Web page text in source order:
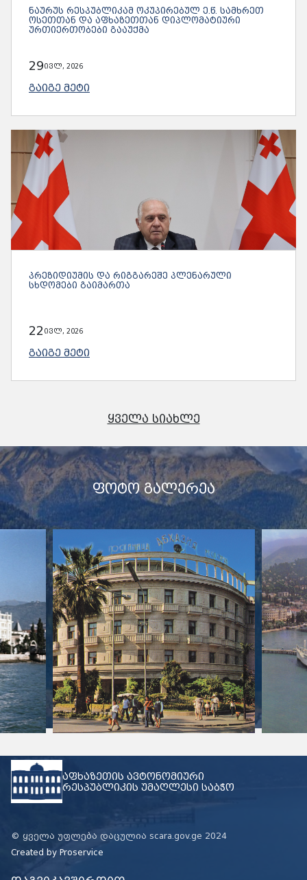
ᲜᲐᲣᲠᲣᲡ ᲠᲔᲡᲞᲣᲑᲚᲘᲙᲐᲛ ᲝᲙᲣᲞᲘᲠᲔᲑᲣᲚ Ე.Წ. ᲡᲐᲛᲮᲠᲔᲗ
ᲝᲡᲔᲗᲗᲐᲜ ᲓᲐ ᲐᲤᲮᲐᲖᲔᲗᲗᲐᲜ ᲓᲘᲞᲚᲝᲛᲐᲢᲘᲣᲠᲘ
ᲣᲠᲗᲘᲔᲠᲗᲝᲑᲔᲑᲘ ᲒᲐᲐᲣᲥᲛᲐ
29ივლ, 2026
ᲒᲐᲘᲒᲔ ᲛᲔᲢᲘ
ᲞᲠᲔᲖᲘᲓᲘᲣᲛᲘᲡ ᲓᲐ ᲠᲘᲒᲒᲐᲠᲔᲨᲔ ᲞᲚᲔᲜᲐᲠᲣᲚᲘ
ᲡᲮᲓᲝᲛᲔᲑᲘ ᲒᲐᲘᲛᲐᲠᲗᲐ
22 ივლ, 2026
ᲒᲐᲘᲒᲔ ᲛᲔᲢᲘ
ᲧᲕᲔᲚᲐ ᲡᲘᲐᲮᲚᲔ
ᲤᲝᲢᲝ ᲒᲐᲚᲔᲠᲔᲐ
აფხაზეთის ავტონომიური
რესპუბლიკის უმაღლესი საბჭო
© ყველა უფლება დაცულია scara.gov.ge 2024
Created by Proservice